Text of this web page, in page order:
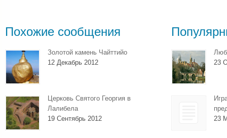
Похожие сообщения
Золотой камень Чайттийо
12 Декабрь 2012
Церковь Святого Георгия в
Лалибела
19 Сентябрь 2012
23
23